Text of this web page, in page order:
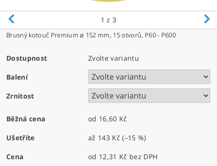
1 z 3
Brusný kotouč Premium ø 152 mm, 15 otvorů, P60 - P600
Dostupnost Zvolte variantu
Balení
Zrnitost
Běžná cena od 16,60 Kč
Ušetříte až 143 Kč(–15 %)
Cena od 12,31 Kč bez DPH